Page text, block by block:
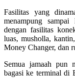
Fasilitas yang
menampung
dengan fasilitas
luas, musholla,
Money Changer, dan
Semua jamaah pun
bagasi ke terminal di